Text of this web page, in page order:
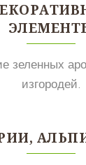
зеленных
изгородей.